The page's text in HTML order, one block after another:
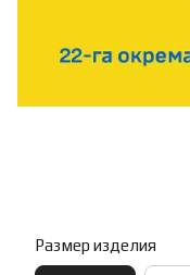
Размер изделия